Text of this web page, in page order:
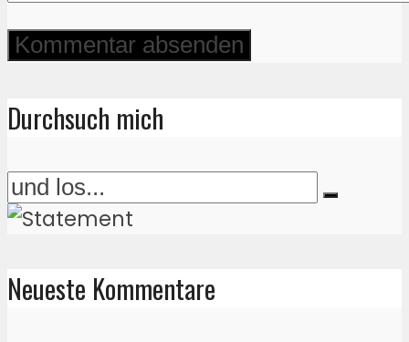
Durchsuch mich
Neueste Kommentare